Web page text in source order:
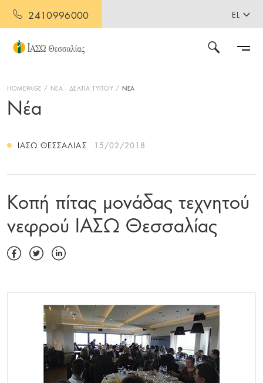
2410996000 EL
HOMEPAGE ΝΕΑ - ΔΕΛΤΙΑ ΤΥΠΟΥ ΝΕΑ
Νέα
ΙΑΣΩ ΘΕΣΣΑΛΊΑΣ 15/02/2018
Κοπή πίτας μονάδας τεχνητού
νεφρού ΙΑΣΩ Θεσσαλίας